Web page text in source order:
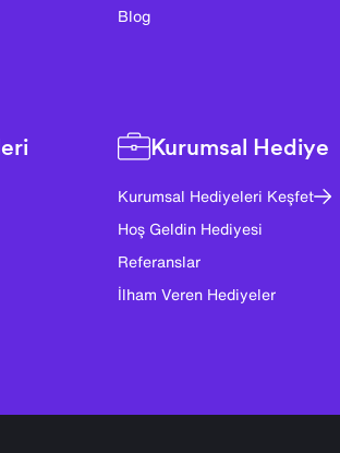
Blog
Kurumsal Hediye
Kurumsal Hediyeleri Keşfet
Hoş Geldin Hediyesi
Referanslar
İlham Veren Hediyeler